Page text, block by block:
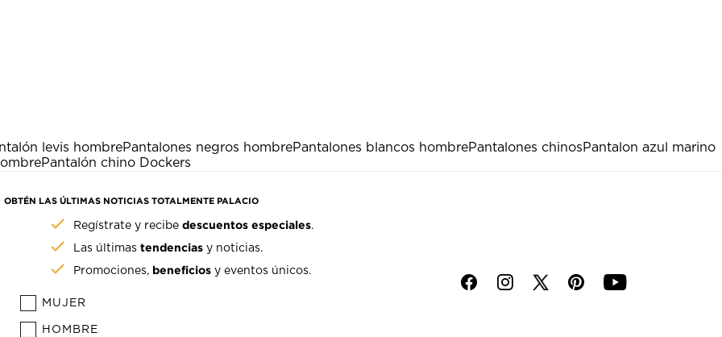
levis hombrePantalones negros hombrePantalones blancos hombrePantalones chinosPantalon azul marino
Pantalón chino Dockers
OBTÉN LAS ÚLTIMAS NOTICIAS TOTALMENTE PALACIO
Regístrate y recibedescuentos especiales.
Las últimastendencias y noticias.
Promociones, beneficios y eventos únicos.
MUJER
HOMBRE
f i p y